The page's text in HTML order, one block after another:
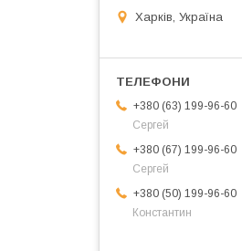
Харків, Україна
+380 (63) 199-96-60
Сергей
+380 (67) 199-96-60
Сергей
+380 (50) 199-96-60
Константин